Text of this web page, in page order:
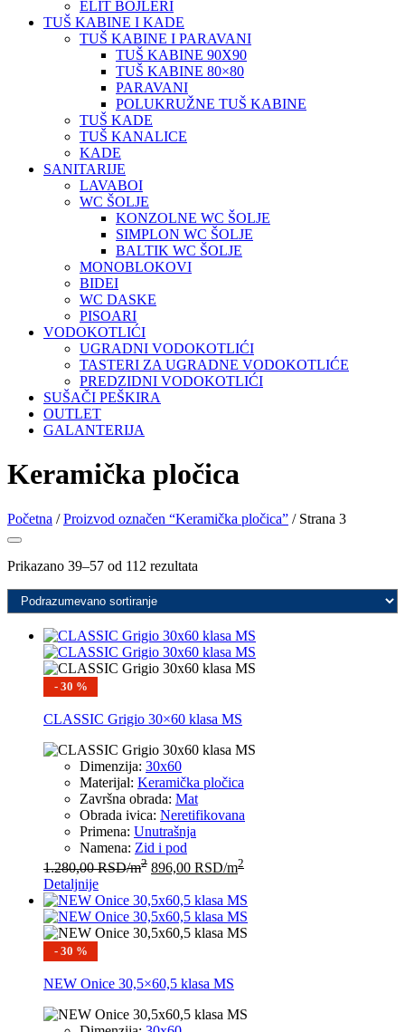
ELIT BOJLERI
TUŠ KABINE I KADE
TUŠ KABINE I PARAVANI
TUŠ KABINE 90X90
TUŠ KABINE 80×80
PARAVANI
POLUKRUŽNE TUŠ KABINE
TUŠ KADE
TUŠ KANALICE
KADE
SANITARIJE
LAVABOI
WC ŠOLJE
KONZOLNE WC ŠOLJE
SIMPLON WC ŠOLJE
BALTIK WC ŠOLJE
MONOBLOKOVI
BIDEI
WC DASKE
PISOARI
VODOKOTLIĆI
UGRADNI VODOKOTLIĆI
TASTERI ZA UGRADNE VODOKOTLIĆE
PREDZIDNI VODOKOTLIĆI
SUŠAČI PEŠKIRA
OUTLET
GALANTERIJA
Keramička pločica
Početna /Proizvod označen “Keramička pločica” / Strana 3
Prikazano 39–57 od 112 rezultata
- 30 %
CLASSIC Grigio 30×60 klasa MS
Dimenzija: 30x60
Materijal: Keramička pločica
Završna obrada: Mat
Obrada ivica: Neretifikovana
Primena: Unutrašnja
Namena: Zid i pod
1.280,00RSD/m2 896,00 RSD/m2
Detaljnije
- 30 %
NEW Onice 30,5×60,5 klasa MS